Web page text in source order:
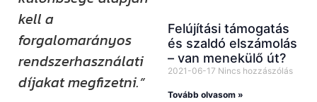
kell a
forgalomarányos
rendszerhasználati
díjakat megfizetni.”
Felújítási támogatás
és szaldó elszámolás
– van menekülő út?
2021-06-17 Nincs hozzászólás
Tovább olvasom »